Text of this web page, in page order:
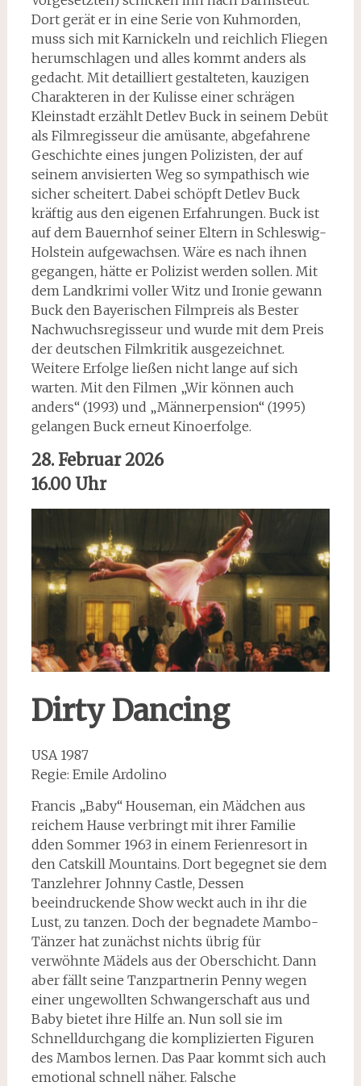
Dort gerät er in eine Serie von Kuhmorden,
muss sich mit Karnickeln und reichlich Fliegen
herumschlagen und alles kommt anders als
gedacht. Mit detailliert gestalteten, kauzigen
Charakteren in der Kulisse einer schrägen
Kleinstadt erzählt Detlev Buck in seinem Debüt
als Filmregisseur die amüsante, abgefahrene
Geschichte eines jungen Polizisten, der auf
seinem anvisierten Weg so sympathisch wie
sicher scheitert. Dabei schöpft Detlev Buck
kräftig aus den eigenen Erfahrungen. Buck ist
auf dem Bauernhof seiner Eltern in Schleswig-
Holstein aufgewachsen. Wäre es nach ihnen
gegangen, hätte er Polizist werden sollen. Mit
dem Landkrimi voller Witz und Ironie gewann
Buck den Bayerischen Filmpreis als Bester
Nachwuchsregisseur und wurde mit dem Preis
der deutschen Filmkritik ausgezeichnet.
Weitere Erfolge ließen nicht lange auf sich
warten. Mit den Filmen „Wir können auch
anders“ (1993) und „Männerpension“ (1995)
gelangen Buck erneut Kinoerfolge.
28. Februar 2026
16.00 Uhr
Dirty Dancing
USA 1987
Regie: Emile Ardolino
Francis „Baby“ Houseman, ein Mädchen aus
reichem Hause verbringt mit ihrer Familie
dden Sommer 1963 in einem Ferienresort in
den Catskill Mountains. Dort begegnet sie dem
Tanzlehrer Johnny Castle, Dessen
beeindruckende Show weckt auch in ihr die
Lust, zu tanzen. Doch der begnadete Mambo-
Tänzer hat zunächst nichts übrig für
verwöhnte Mädels aus der Oberschicht. Dann
aber fällt seine Tanzpartnerin Penny wegen
einer ungewollten Schwangerschaft aus und
Baby bietet ihre Hilfe an. Nun soll sie im
Schnelldurchgang die komplizierten Figuren
des Mambos lernen. Das Paar kommt sich auch
emotional schnell näher. Falsche